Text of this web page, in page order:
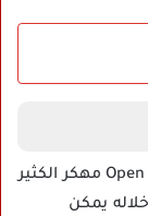
يعتمد على تطبيق Open SSTP Client premium Apk مهكر الكثير
يمكن